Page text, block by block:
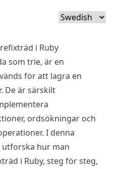
i Ruby
som trie, är en
för att lagra en
De är särskilt
ordsökningar och
I denna
hur man
i Ruby, steg för steg,